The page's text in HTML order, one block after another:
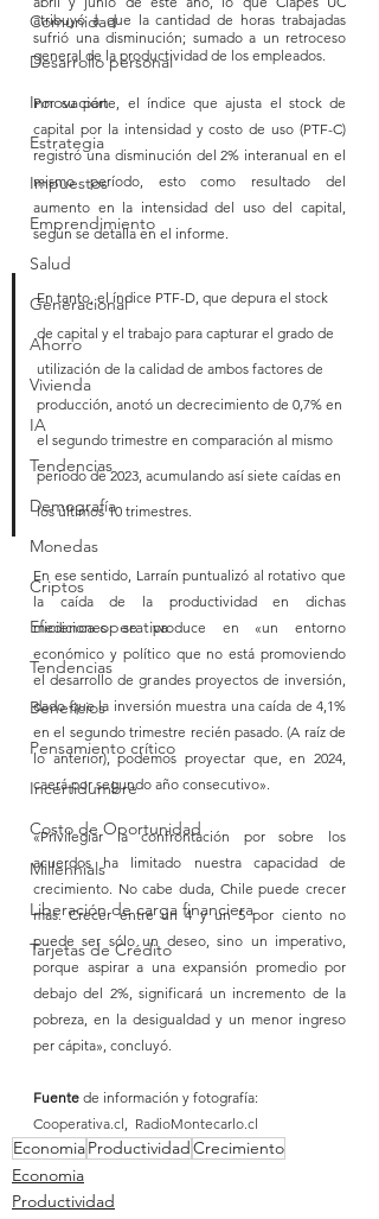
Comunidad
Desarrollo personal
Innovación
Estrategia
Impuestos
Emprendimiento
Salud
Generacional
Ahorro
Vivienda
IA
Tendencias
Demografía
Monedas
Criptos
Eficienca operativa
Tendencias
Beneficios
Pensamiento crítico
Incertidumbre
Costo de Oportunidad
Millennials
Liberación de carga financiera
Tarjetas de Crédito
atribuyó a que la cantidad de horas trabajadas
sufrió una disminución; sumado a un retroceso
general de la productividad de los empleados.
Por su parte, el índice que ajusta el stock de
capital por la intensidad y costo de uso (PTF-C)
registró una disminución del 2% interanual en el
mismo período, esto como resultado del
aumento en la intensidad del uso del capital,
según se detalla en el informe.
En tanto, el índice PTF-D, que depura el stock
de capital y el trabajo para capturar el grado de
utilización de la calidad de ambos factores de
producción, anotó un decrecimiento de 0,7% en
el segundo trimestre en comparación al mismo
período de 2023, acumulando así siete caídas en
los últimos 10 trimestres.
En ese sentido, Larraín puntualizó al rotativo que
la caída de la productividad en dichas
mediciones se produce en «un entorno
económico y político que no está promoviendo
el desarrollo de grandes proyectos de inversión,
dado que la inversión muestra una caída de 4,1%
en el segundo trimestre recién pasado. (A raíz de
lo anterior), podemos proyectar que, en 2024,
caerá por segundo año consecutivo».
«Privilegiar la confrontación por sobre los
acuerdos ha limitado nuestra capacidad de
crecimiento. No cabe duda, Chile puede crecer
más. Crecer entre un 4 y un 5 por ciento no
puede ser sólo un deseo, sino un imperativo,
porque aspirar a una expansión promedio por
debajo del 2%, significará un incremento de la
pobreza, en la desigualdad y un menor ingreso
per cápita», concluyó.
Fuente de información y fotografía:
Cooperativa.cl, RadioMontecarlo.cl
EconomiaProductividadCrecimiento
Economia
Productividad